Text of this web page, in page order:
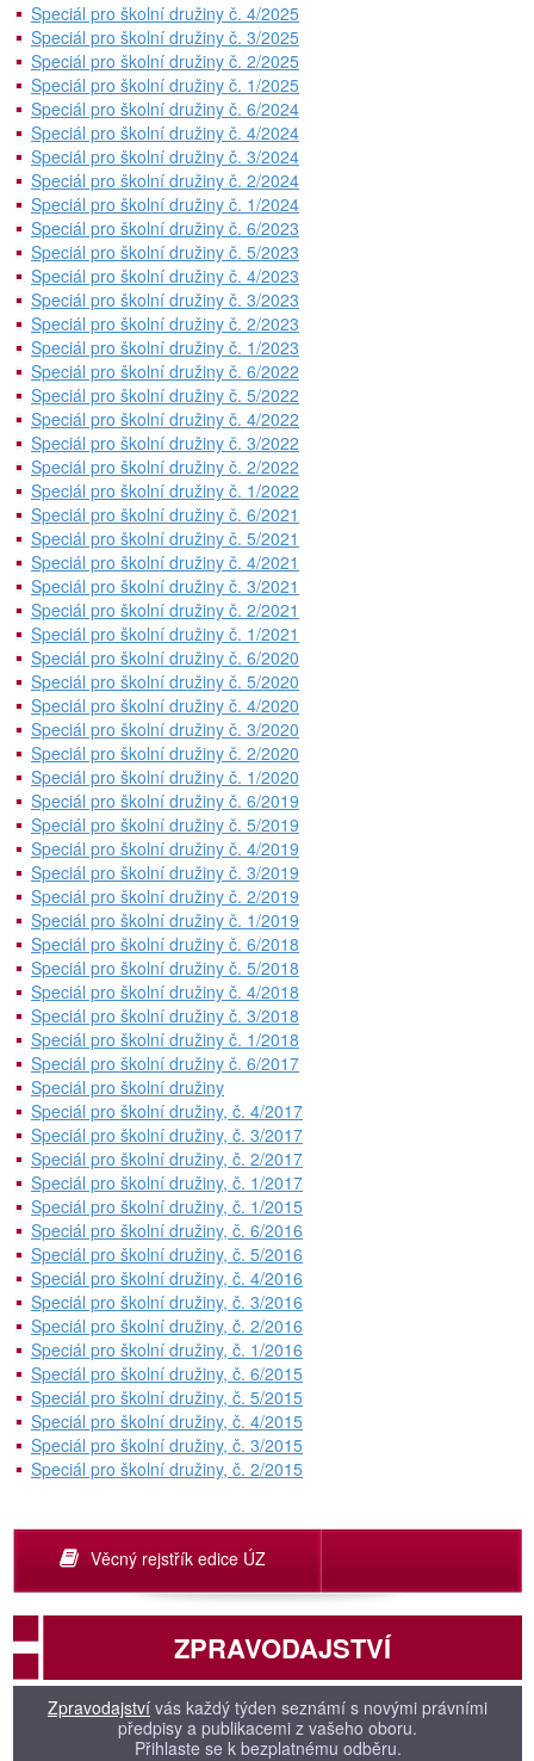
Speciál pro školní družiny č. 4/2025
Speciál pro školní družiny č. 3/2025
Speciál pro školní družiny č. 2/2025
Speciál pro školní družiny č. 1/2025
Speciál pro školní družiny č. 6/2024
Speciál pro školní družiny č. 4/2024
Speciál pro školní družiny č. 3/2024
Speciál pro školní družiny č. 2/2024
Speciál pro školní družiny č. 1/2024
Speciál pro školní družiny č. 6/2023
Speciál pro školní družiny č. 5/2023
Speciál pro školní družiny č. 4/2023
Speciál pro školní družiny č. 3/2023
Speciál pro školní družiny č. 2/2023
Speciál pro školní družiny č. 1/2023
Speciál pro školní družiny č. 6/2022
Speciál pro školní družiny č. 5/2022
Speciál pro školní družiny č. 4/2022
Speciál pro školní družiny č. 3/2022
Speciál pro školní družiny č. 2/2022
Speciál pro školní družiny č. 1/2022
Speciál pro školní družiny č. 6/2021
Speciál pro školní družiny č. 5/2021
Speciál pro školní družiny č. 4/2021
Speciál pro školní družiny č. 3/2021
Speciál pro školní družiny č. 2/2021
Speciál pro školní družiny č. 1/2021
Speciál pro školní družiny č. 6/2020
Speciál pro školní družiny č. 5/2020
Speciál pro školní družiny č. 4/2020
Speciál pro školní družiny č. 3/2020
Speciál pro školní družiny č. 2/2020
Speciál pro školní družiny č. 1/2020
Speciál pro školní družiny č. 6/2019
Speciál pro školní družiny č. 5/2019
Speciál pro školní družiny č. 4/2019
Speciál pro školní družiny č. 3/2019
Speciál pro školní družiny č. 2/2019
Speciál pro školní družiny č. 1/2019
Speciál pro školní družiny č. 6/2018
Speciál pro školní družiny č. 5/2018
Speciál pro školní družiny č. 4/2018
Speciál pro školní družiny č. 3/2018
Speciál pro školní družiny č. 1/2018
Speciál pro školní družiny č. 6/2017
Speciál pro školní družiny
Speciál pro školní družiny, č. 4/2017
Speciál pro školní družiny, č. 3/2017
Speciál pro školní družiny, č. 2/2017
Speciál pro školní družiny, č. 1/2017
Speciál pro školní družiny, č. 1/2015
Speciál pro školní družiny, č. 6/2016
Speciál pro školní družiny, č. 5/2016
Speciál pro školní družiny, č. 4/2016
Speciál pro školní družiny, č. 3/2016
Speciál pro školní družiny, č. 2/2016
Speciál pro školní družiny, č. 1/2016
Speciál pro školní družiny, č. 6/2015
Speciál pro školní družiny, č. 5/2015
Speciál pro školní družiny, č. 4/2015
Speciál pro školní družiny, č. 3/2015
Speciál pro školní družiny, č. 2/2015
Věcný rejstřík edice ÚZ
ZPRAVODAJSTVÍ
Zpravodajství vás každý týden seznámí s novými právními
předpisy a publikacemi z vašeho oboru.
Přihlaste se k bezplatnému odběru.